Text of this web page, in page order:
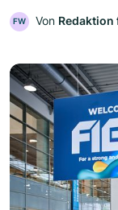
FW Von